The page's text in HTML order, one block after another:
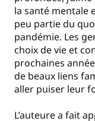
la santé mentale
peu partie du
pandémie. Les
choix de vie et
prochaines
de beaux liens
aller puiser leur
L’auteure a fait